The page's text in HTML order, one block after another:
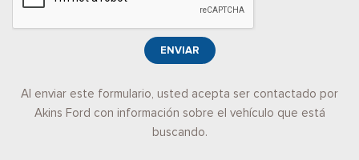
ENVIAR
Al enviar este formulario, usted acepta ser contactado por
Akins Ford con información sobre el vehículo que está
buscando.